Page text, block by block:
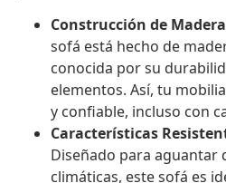
Construcción de
sofá está hecho de
conocida por su
elementos. Así, tu
y confiable, incluso con
Características
Diseñado para aguantar
climáticas, este sofá es